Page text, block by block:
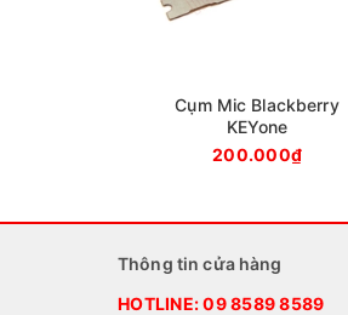
Cụm Mic Blackberry
KEYone
200.000₫
Thông tin cửa hàng
HOTLINE:09 8589 8589